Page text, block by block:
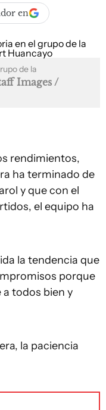
en
de la
Images /
rendimientos,
ha terminado de
y que con el
el equipo ha
la tendencia que
porque
a todos bien y
la paciencia